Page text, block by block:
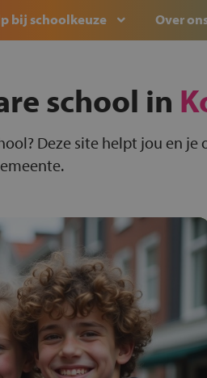
bij schoolkeuze Over
school in
Deze site helpt jou en